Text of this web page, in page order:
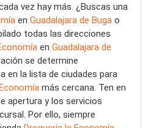
vez hay más. ¿Buscas una
en Guadalajara de Buga o
todas las direcciones
en Guadalajara de
se determine
en la lista de ciudades para
más cercana. Ten en
apertura y los servicios
Por ello, siempre